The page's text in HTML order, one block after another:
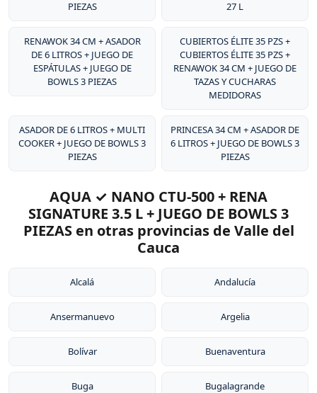
PIEZAS
27 L
RENAWOK 34 CM + ASADOR
DE 6 LITROS + JUEGO DE
ESPÁTULAS + JUEGO DE
BOWLS 3 PIEZAS
CUBIERTOS ÉLITE 35 PZS +
CUBIERTOS ÉLITE 35 PZS +
RENAWOK 34 CM + JUEGO DE
TAZAS Y CUCHARAS
MEDIDORAS
ASADOR DE 6 LITROS + MULTI
COOKER + JUEGO DE BOWLS 3
PIEZAS
PRINCESA 34 CM + ASADOR DE
6 LITROS + JUEGO DE BOWLS 3
PIEZAS
AQUA ✓ NANO CTU-500 + RENA
SIGNATURE 3.5 L + JUEGO DE BOWLS 3
PIEZAS en otras provincias de Valle del
Cauca
Alcalá Andalucía
Ansermanuevo Argelia
Bolívar Buenaventura
Buga Bugalagrande